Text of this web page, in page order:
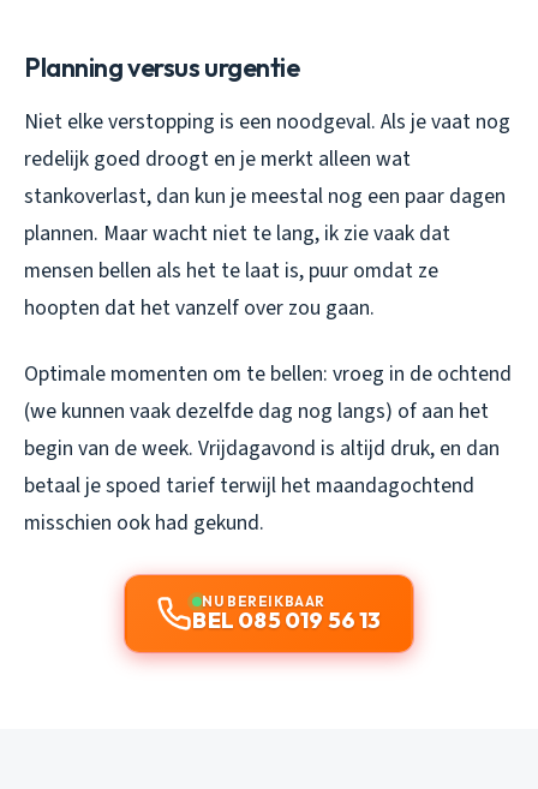
Planning versus urgentie
Niet elke verstopping is een noodgeval. Als je vaat nog
redelijk goed droogt en je merkt alleen wat
stankoverlast, dan kun je meestal nog een paar dagen
plannen. Maar wacht niet te lang, ik zie vaak dat
mensen bellen als het te laat is, puur omdat ze
hoopten dat het vanzelf over zou gaan.
Optimale momenten om te bellen: vroeg in de ochtend
(we kunnen vaak dezelfde dag nog langs) of aan het
begin van de week. Vrijdagavond is altijd druk, en dan
betaal je spoed tarief terwijl het maandagochtend
misschien ook had gekund.
NU BEREIKBAAR
BEL 085 019 56 13